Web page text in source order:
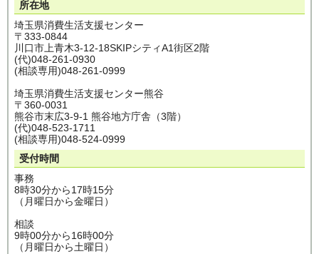
所在地
埼玉県消費生活支援センター
〒333-0844
川口市上青木3-12-18SKIPシティA1街区2階
(代)048-261-0930
(相談専用)048-261-0999
埼玉県消費生活支援センター熊谷
〒360-0031
熊谷市末広3-9-1 熊谷地方庁舎（3階）
(代)048-523-1711
(相談専用)048-524-0999
受付時間
事務
8時30分から17時15分
（月曜日から金曜日）
相談
9時00分から16時00分
（月曜日から土曜日）